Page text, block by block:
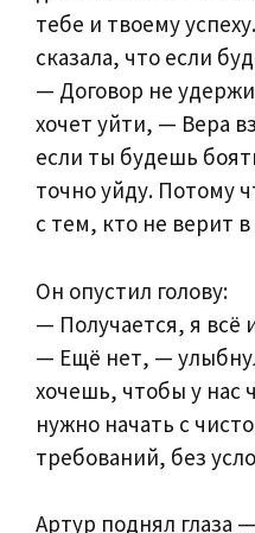
тебе и твоему
сказала, что если
— Договор не
хочет уйти, — Вера
если ты будешь
точно уйду. Потому
с тем, кто не верит в
Он опустил голову:
— Получается, я всё
— Ещё нет, —
хочешь, чтобы у нас
нужно начать с
требований, без
Артур поднял глаза